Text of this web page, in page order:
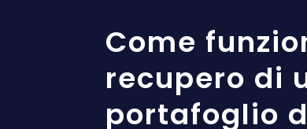
Come
recupero di
portafoglio